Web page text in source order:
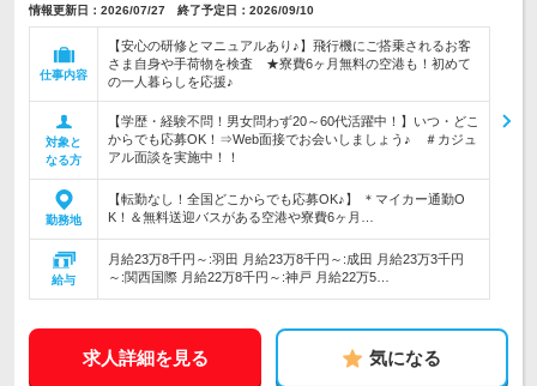
情報更新日：2026/07/27 終了予定日：2026/09/10
仕事内容
【安心の研修とマニュアルあり♪】飛行機にご搭乗されるお客
さま自身や手荷物を検査 ★寮費6ヶ月無料の空港も！初めて
の一人暮らしを応援♪
対象と
なる方
【学歴・経験不問！男女問わず20～60代活躍中！】いつ・どこ
からでも応募OK！⇒Web面接でお会いしましょう♪ ＃カジュ
アル面談を実施中！！
勤務地
【転勤なし！全国どこからでも応募OK♪】 ＊マイカー通勤O
K！＆無料送迎バスがある空港や寮費6ヶ月…
給与
月給23万8千円～:羽田 月給23万8千円～:成田 月給23万3千円
～:関西国際 月給22万8千円～:神戸 月給22万5…
求人詳細を見る 気になる